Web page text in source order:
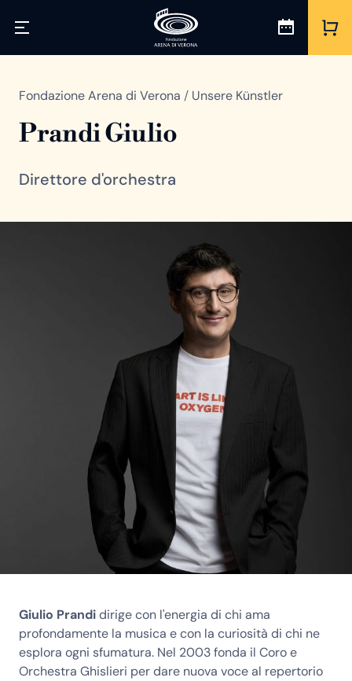
Fondazione Arena di Verona / Unsere Künstler
Prandi Giulio
Direttore d'orchestra
Giulio Prandidirige con l'energia di chi ama
profondamente la musica e con la curiosità di chi ne
esplora ogni sfumatura. Nel 2003 fonda il Coro e
Orchestra Ghislieri per dare nuova voce al repertorio